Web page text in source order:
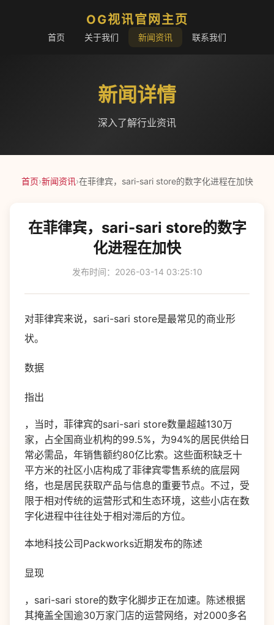
OG视讯官网主页
首页 关于我们 新闻资讯 联系我们
新闻详情
深入了解行业资讯
首页›新闻资讯›在菲律宾，sari-sari store的数字化进程在加快
在菲律宾，sari-sari store的数字
化进程在加快
发布时间：2026-03-14 03:25:10
对菲律宾来说，sari-sari store是最常见的商业形
状。
数据
指出
，当时，菲律宾的sari-sari store数量超越130万
家，占全国商业机构的99.5%，为94%的居民供给日
常必需品，年销售额约80亿比索。这些面积缺乏十
平方米的社区小店构成了菲律宾零售系统的底层网
络，也是居民获取产品与信息的重要节点。不过，受
限于相对传统的运营形式和生态环境，这些小店在数
字化进程中往往处于相对滞后的方位。
本地科技公司Packworks近期发布的陈述
显现
，sari-sari store的数字化脚步正在加速。陈述根据
其掩盖全国逾30万家门店的运营网络，对2000多名